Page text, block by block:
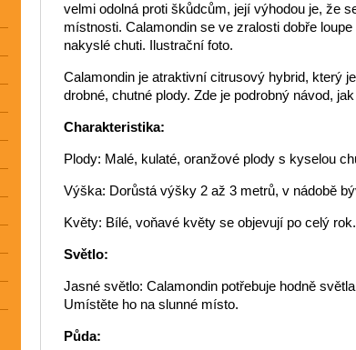
velmi odolná proti škůdcům, její výhodou je, že
místnosti. Calamondin se ve zralosti dobře
nakyslé chuti. Ilustrační foto.
Calamondin je atraktivní citrusový hybrid, který
drobné, chutné plody. Zde je podrobný návod,
Charakteristika:
Plody: Malé, kulaté, oranžové plody s kyselou
Výška: Dorůstá výšky 2 až 3 metrů, v nádobě
Květy: Bílé, voňavé květy se objevují po celý rok.
Světlo:
Jasné světlo: Calamondin potřebuje hodně
Umístěte ho na slunné místo.
Půda: